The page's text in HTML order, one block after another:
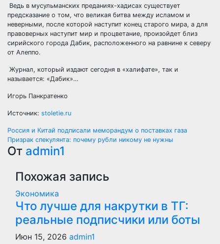
Ведь в мусульманских преданиях-хадисах существует
предсказание о том, что великая битва между исламом и
неверными, после которой наступит конец старого мира, а для
правоверных наступит мир и процветание, произойдет близ
сирийского города Дабик, расположенного на равнине к северу
от Алеппо.
Журнал, который издают сегодня в «халифате», так и
называется: «Дабик»…
Игорь Панкратенко
Источник: stoletie.ru
Навигация
по
записям
Россия и Китай подписали меморандум о поставках газа
Призрак спекулянта: почему рубли никому не нужны
От admin1
Похожая запись
Экономика
Что лучше для накрутки в ТГ:
реальные подписчики или боты
Июн 15, 2026 admin1